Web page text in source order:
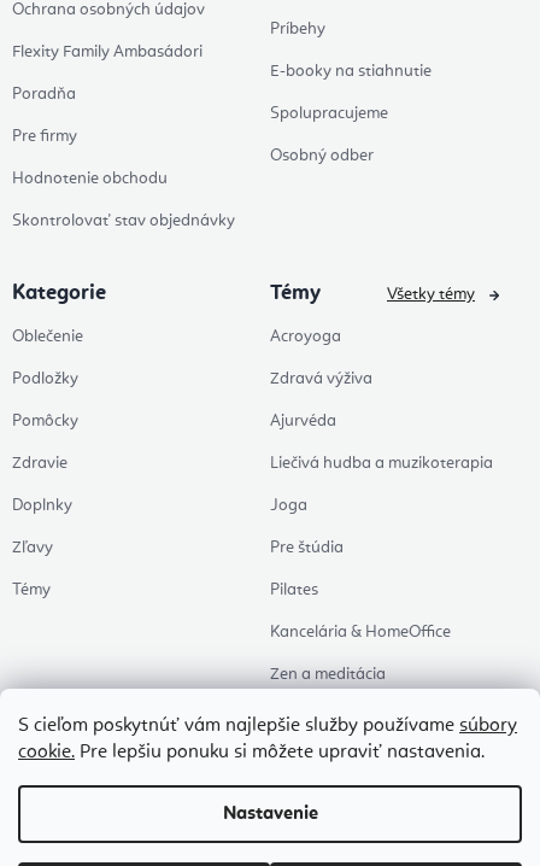
S cieľom poskytnúť vám najlepšie služby používame súbory
cookie. Pre lepšiu ponuku si môžete upraviť nastavenia.
Nastavenie
Ochrana osobných údajov
Flexity Family Ambasádori
Poradňa
Pre firmy
Hodnotenie obchodu
Skontrolovať stav objednávky
Príbehy
E-booky na stiahnutie
Spolupracujeme
Osobný odber
Kategorie
Oblečenie
Podložky
Pomôcky
Zdravie
Doplnky
Zľavy
Témy
Témy
Acroyoga
Zdravá výživa
Ajurvéda
Liečivá hudba a muzikoterapia
Joga
Pre štúdia
Pilates
Kancelária & HomeOffice
Zen a meditácia
Aromaterapia
Zdravý spánok
Naše obľúbené
Všetky témy
Copyright 2026Flexity. Všetky práva vyhradené.Upraviť nastavenie cookies